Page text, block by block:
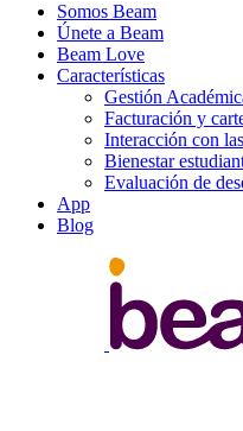
Somos Beam
Únete a Beam
Beam Love
Características
Gestión
Facturación y
Interacción con
Bienestar
Evaluación de
App
Blog